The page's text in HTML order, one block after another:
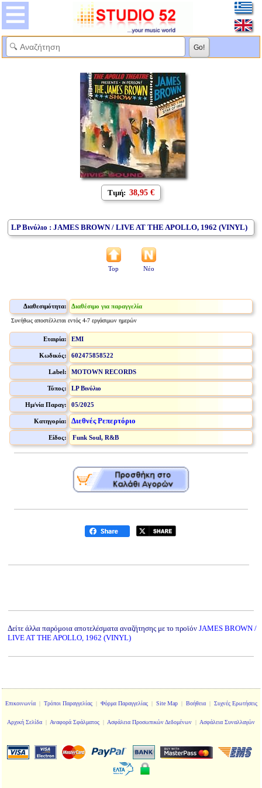
Τιμή: 38,95 €
LP Βινύλιο : JAMES BROWN / LIVE AT THE APOLLO, 1962 (VINYL)
Top Νέο
Διαθεσιμότητα: Διαθέσιμο για παραγγελία
Συνήθως αποστέλλεται εντός 4-7 εργάσιμων ημερών
Εταιρία: EMI
Κωδικός: 602475858522
Label: MOTOWN RECORDS
Τύπος: LP Βινύλιο
Ημ/νία Παραγ: 05/2025
Κατηγορία: Διεθνές Ρεπερτόριο
Είδος: Funk Soul, R&B
Δείτε άλλα παρόμοια αποτελέσματα αναζήτησης με το προϊόν JAMES BROWN /
LIVE AT THE APOLLO, 1962 (VINYL)
Επικοινωνία| Τρόποι Παραγγελίας| Φόρμα Παραγγελίας| Site Map| Βοήθεια| Συχνές Ερωτήσεις
Αρχική Σελίδα | Αναφορά Σφάλματος | Ασφάλεια Προσωπικών Δεδομένων | Ασφάλεια Συναλλαγών